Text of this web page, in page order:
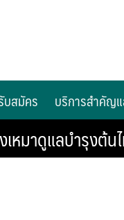
บสมัคร บริการสำคัญ
หมาดูแลบำรุง